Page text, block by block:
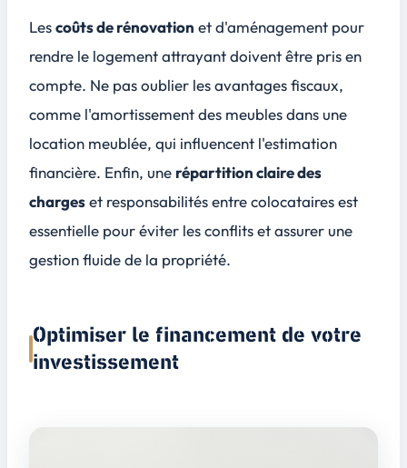
Lescoûts de rénovation et d'aménagement pour
rendre le logement attrayant doivent être pris en
compte. Ne pas oublier lesavantages fiscaux,
comme l'amortissement des meubles dans une
location meublée, qui influencent l'estimation
financière. Enfin, une répartition claire des
chargeset responsabilités entre colocataires est
essentielle pour éviter les conflits et assurer une
gestion fluide de la propriété.
Optimiser le financement de votre
investissement